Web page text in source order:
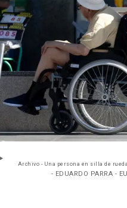
Archivo - Una persona en silla de
- EDUARDO PARRA -